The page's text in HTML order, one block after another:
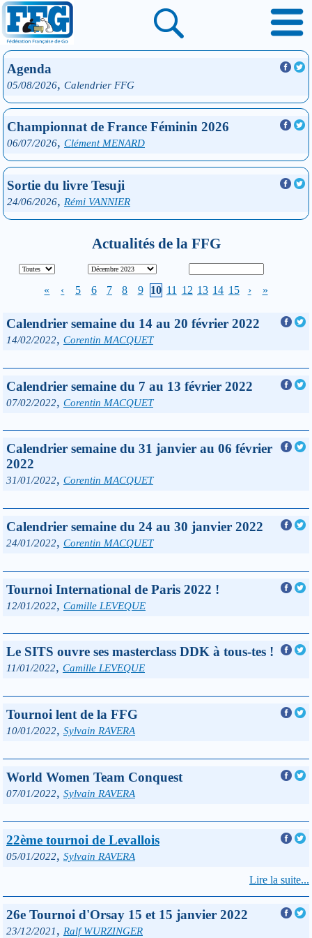
Agenda
05/08/2026, Calendrier FFG
Championnat de France Féminin 2026
06/07/2026, Clément MENARD
Sortie du livre Tesuji
24/06/2026, Rémi VANNIER
Actualités de la FFG
« ‹ 5 6 7 8 9 10 11 12 13 14 15 › »
Calendrier semaine du 14 au 20 février 2022
14/02/2022, Corentin MACQUET
Calendrier semaine du 7 au 13 février 2022
07/02/2022, Corentin MACQUET
Calendrier semaine du 31 janvier au 06 février
2022
31/01/2022, Corentin MACQUET
Calendrier semaine du 24 au 30 janvier 2022
24/01/2022, Corentin MACQUET
Tournoi International de Paris 2022 !
12/01/2022, Camille LEVEQUE
Le SITS ouvre ses masterclass DDK à tous-tes !
11/01/2022, Camille LEVEQUE
Tournoi lent de la FFG
10/01/2022, Sylvain RAVERA
World Women Team Conquest
07/01/2022, Sylvain RAVERA
22ème tournoi de Levallois
05/01/2022, Sylvain RAVERA
Lire la suite...
26e Tournoi d'Orsay 15 et 15 janvier 2022
23/12/2021, Ralf WURZINGER